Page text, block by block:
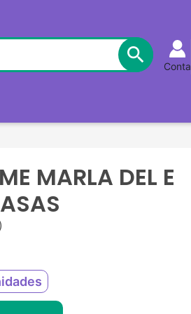

Conta
MARLA DEL E